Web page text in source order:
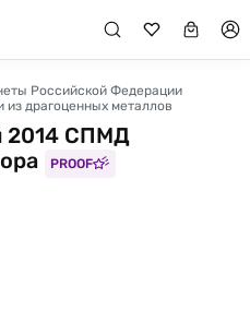
Российской Федерации
драгоценных металлов
2014 СПМД
PROOF